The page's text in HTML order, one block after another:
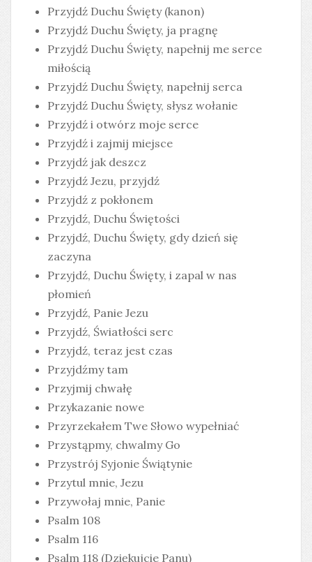
Przyjdź Duchu Święty (kanon)
Przyjdź Duchu Święty, ja pragnę
Przyjdź Duchu Święty, napełnij me serce
miłością
Przyjdź Duchu Święty, napełnij serca
Przyjdź Duchu Święty, słysz wołanie
Przyjdź i otwórz moje serce
Przyjdź i zajmij miejsce
Przyjdź jak deszcz
Przyjdź Jezu, przyjdź
Przyjdź z pokłonem
Przyjdź, Duchu Świętości
Przyjdź, Duchu Święty, gdy dzień się
zaczyna
Przyjdź, Duchu Święty, i zapal w nas
płomień
Przyjdź, Panie Jezu
Przyjdź, Światłości serc
Przyjdź, teraz jest czas
Przyjdźmy tam
Przyjmij chwałę
Przykazanie nowe
Przyrzekałem Twe Słowo wypełniać
Przystąpmy, chwalmy Go
Przystrój Syjonie Świątynie
Przytul mnie, Jezu
Przywołaj mnie, Panie
Psalm 108
Psalm 116
Psalm 118 (Dziękujcie Panu)